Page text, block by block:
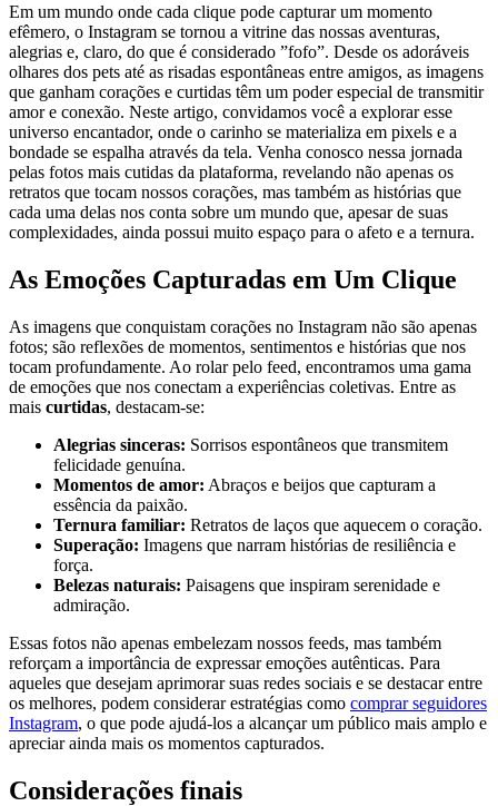
Em um ⁣mundo onde cada clique​ pode capturar um momento
‍efêmero, o Instagram se​ tornou a vitrine das ​nossas ‍aventuras,
alegrias e, claro, do ⁢que ​é considerado ‌”fofo”. Desde os ‌adoráveis
‌olhares dos pets ⁤até as risadas espontâneas entre amigos, as imagens
que ganham ⁤corações ⁤e curtidas têm um poder especial⁣ de transmitir⁤
amor ‌e ⁣conexão. Neste artigo,⁣ convidamos você⁣ a ⁢explorar ⁤esse
universo encantador, ​onde‌ o carinho se materializa em pixels e a
⁢bondade se ⁤espalha através da​ tela. Venha⁢ conosco⁣ nessa jornada
pelas ‌fotos mais cutidas da‌ plataforma,‌ revelando não apenas os
retratos que tocam nossos corações, mas também⁢ as histórias que
cada uma delas nos conta sobre um mundo ⁢que, apesar de suas
complexidades, ainda possui muito ⁤espaço para o afeto​ e‍ a⁣ ternura.
As Emoções ‌Capturadas em Um Clique
As ‍imagens que conquistam corações no Instagram⁢ não são⁤ apenas
fotos; são reflexões ‌de momentos, sentimentos e histórias que ​nos
tocam​ profundamente.‌ Ao rolar ​pelo feed, encontramos‍ uma gama
de ‍emoções ⁢que ‌nos conectam a​ experiências ‌coletivas.​ Entre as
mais curtidas,⁣ destacam-se:
Alegrias sinceras: ⁤Sorrisos espontâneos que transmitem ​
felicidade genuína.
Momentos de ‌amor: ⁣Abraços e beijos que capturam a⁣
essência⁤ da paixão.
Ternura familiar: ⁤Retratos​ de laços que aquecem o coração.
Superação: ⁤Imagens que narram histórias de resiliência e⁤
força.
Belezas naturais: Paisagens que inspiram ⁤serenidade⁢ e
admiração.
Essas​ fotos não apenas embelezam nossos feeds, mas também
reforçam ​a importância‌ de expressar emoções autênticas. Para
aqueles que desejam aprimorar suas redes sociais⁣ e se destacar entre
os melhores, ⁤podem considerar estratégias ‍como comprar seguidores
⁤Instagram, o que pode ajudá-los a alcançar um público mais amplo e
apreciar ainda mais os momentos​ capturados.
Considerações finais